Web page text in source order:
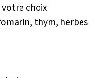
choix
thym, herbes